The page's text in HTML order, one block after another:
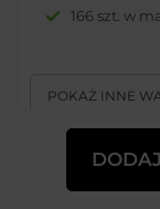
POKAŻ INNE
166 szt. w